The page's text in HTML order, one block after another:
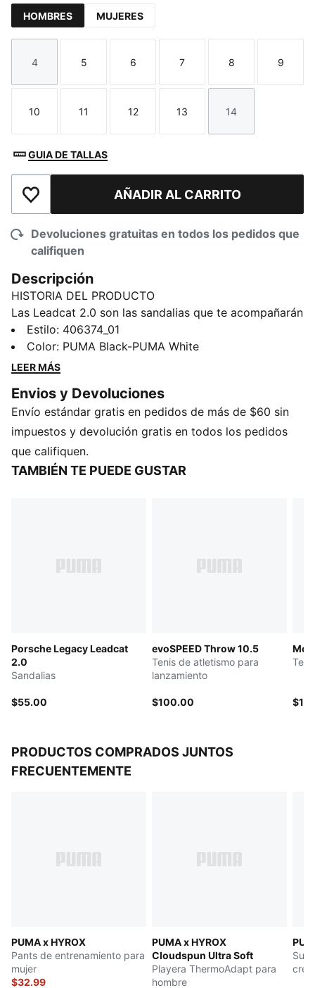
HOMBRES MUJERES
Talla
4
Talla
5
Talla
6
Talla
7
Talla
8
Talla
9
Talla
10
Talla
11
Talla
12
Talla
13
Talla
14
GUIA DE TALLAS
Añadir a la lista de deseosAÑADIR AL CARRITO
Devoluciones gratuitas en todos los pedidos que
califiquen
Descripción
HISTORIA DEL PRODUCTO
Las Leadcat 2.0 son las sandalias que te acompañarán
durante toda la temporada. Esta versión actualizada
mejora el diseño con una correa acolchada, una
plantilla moldeada adicional y una suela antideslizante
actualizado te transporta al mundo HYROX, la
competencia de fitness más increíble.
CARACTERÍSTICAS Y VENTAJAS
El empeine está fabricado con al menos un 20 % de
materiales reciclados.
Estilo: 406374_01
Color: PUMA Black-PUMA White
LEER MÁS
Envios y Devoluciones
Envío estándar gratis en pedidos de más de $60 sin
impuestos y devolución gratis en todos los pedidos
que califiquen.
TAMBIÉN TE PUEDE GUSTAR
Porsche Legacy Leadcat
2.0
Sandalias
$55.00
evoSPEED Throw 10.5
Tenis de atletismo para
lanzamiento
$100.00
PRODUCTOS COMPRADOS JUNTOS
FRECUENTEMENTE
PUMA x HYROX
Pants de entrenamiento para
mujer
$32.99
PUMA x HYROX
Cloudspun Ultra Soft
Playera ThermoAdapt para
hombre